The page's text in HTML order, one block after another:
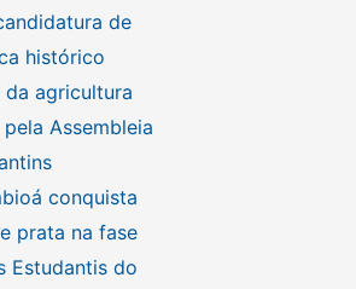
de
histórico
agricultura
Assembleia
conquista
prata na fase
Estudantis do